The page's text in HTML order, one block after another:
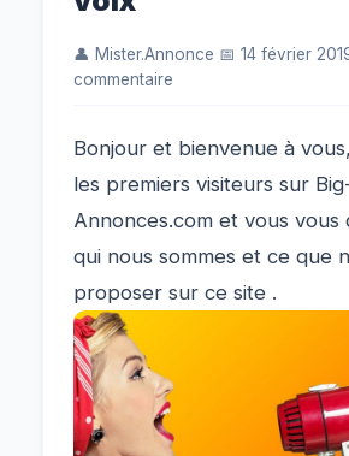
👤 Mister.Annonce 📅 14 février
commentaire
Bonjour et bienvenue à
les premiers visiteurs sur
Annonces.com et vous vous
qui nous sommes et ce que
proposer sur ce site .